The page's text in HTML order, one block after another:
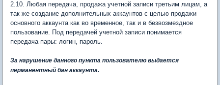
2.10. Любая передача, продажа учетной записи третьим лицам, а
так же создание дополнительных аккаунтов с целью продажи
основного аккаунта как во временное, так и в безвозмездное
пользование. Под передачей учетной записи понимается
передача пары: логин, пароль.
За нарушение данного пункта пользователю выдается
перманентный бан аккаунта.